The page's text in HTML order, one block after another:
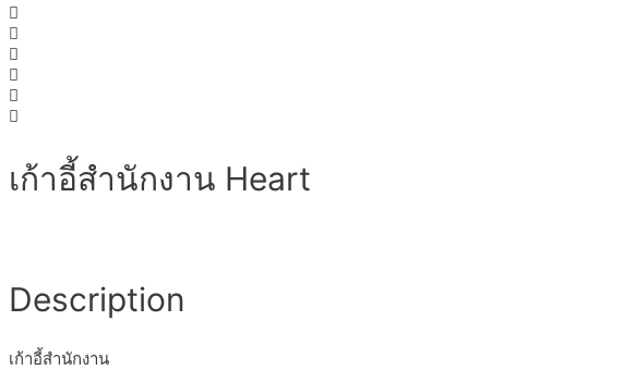
เก้าอี้สำนักงาน Heart
Description
เก้าอี้สำนักงาน